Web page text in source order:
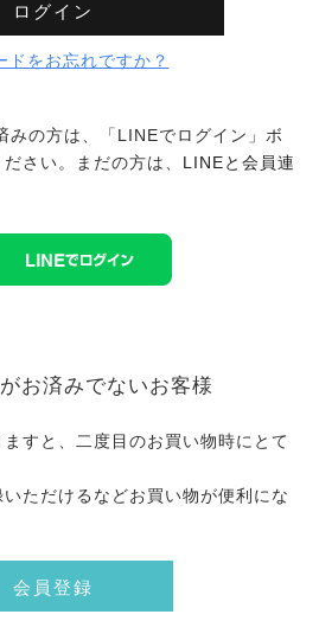
ログイン
ドをお忘れですか？
みの方は、「LINEでログイン」ボ
さい。まだの方は、 LINEと会員連
お済みでないお客様
すと、二度目のお買い物時にとて
ただけるなどお買い物が便利にな
会員登録